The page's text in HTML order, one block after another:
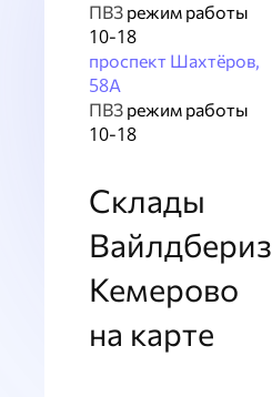
ПВЗ режим работы
10-18
проспект Шахтёров,
58А
ПВЗ режим работы
10-18
Склады
Вайлдбериз
Кемерово
на карте